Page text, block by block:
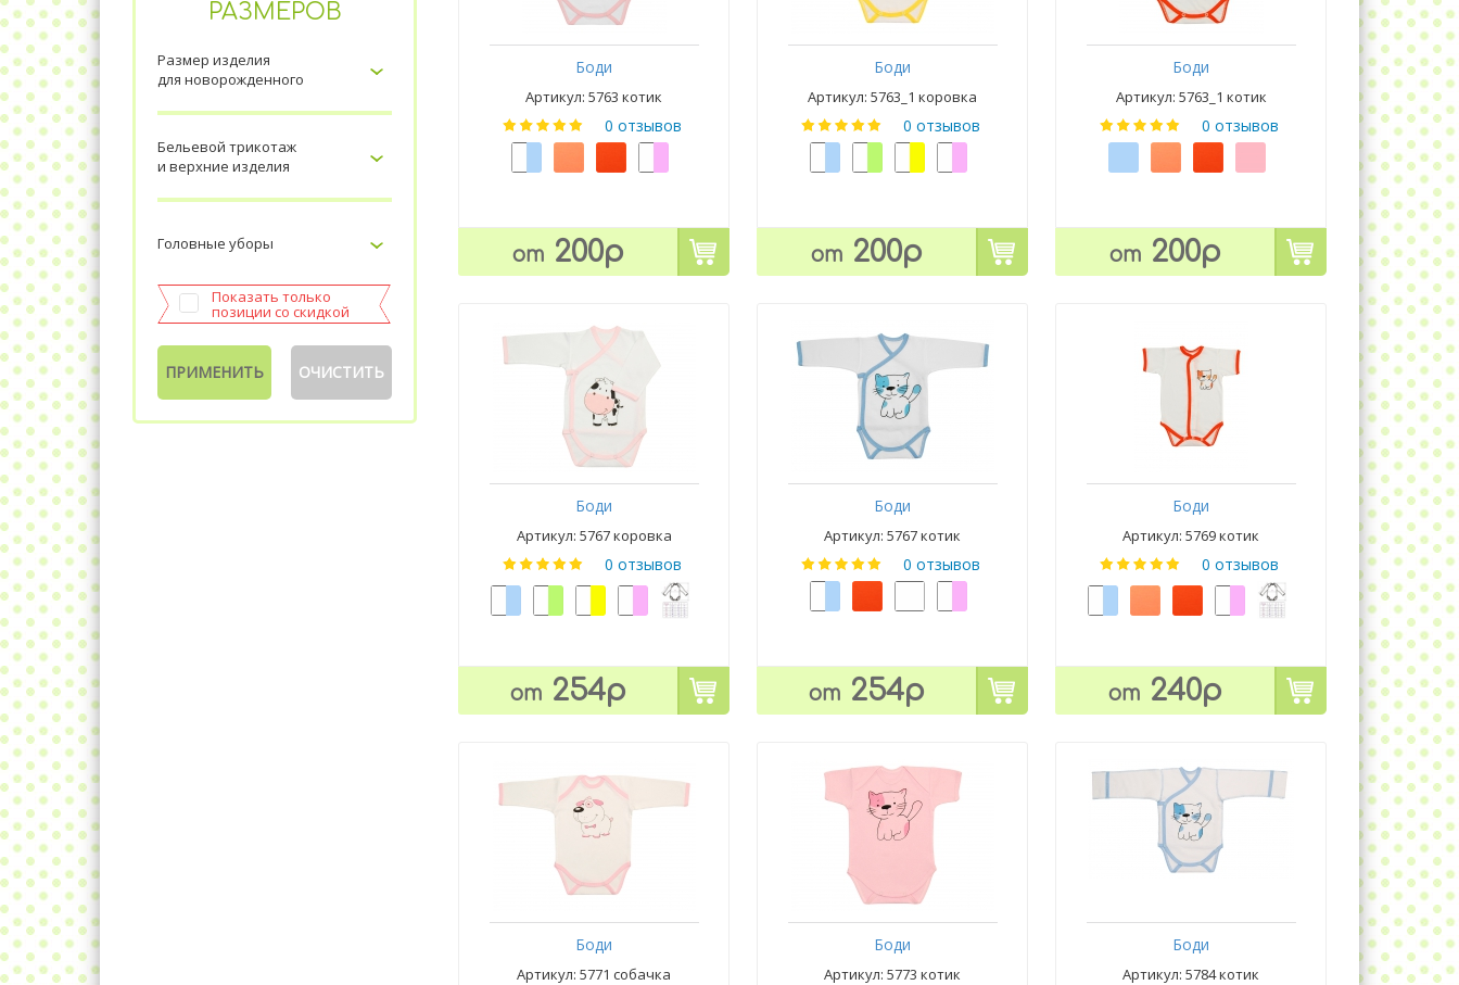
Боди
Артикул: 5763 котик
0 отзывов
от 200р
Боди
Артикул: 5763_1 коровка
0 отзывов
от 200р
Боди
Артикул: 5763_1 котик
0 отзывов
от 200р
Боди
Артикул: 5767 коровка
0 отзывов
от 254р
Боди
Артикул: 5767 котик
0 отзывов
от 254р
Боди
Артикул: 5769 котик
0 отзывов
от 240р
Боди
Артикул: 5771 собачка
Боди
Артикул: 5773 котик
Боди
Артикул: 5784 котик
РАЗМЕРОВ
Размер изделия
для новорожденного
Бельевой трикотаж
и верхние изделия
Головные уборы
Показать только
позиции со скидкой
ПРИМЕНИТЬ ОЧИСТИТЬ